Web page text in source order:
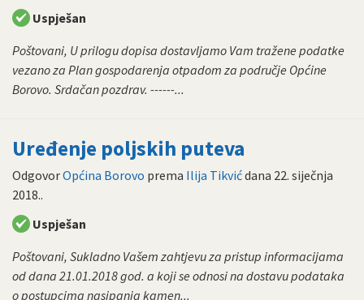
Uspješan
Poštovani, U prilogu dopisa dostavljamo Vam tražene podatke
vezano za Plan gospodarenja otpadom za područje Općine
Borovo. Srdačan pozdrav. ------...
Uređenje poljskih puteva
OdgovorOpćina Borovo prema Ilija Tikvićdana 22. siječnja
2018..
Uspješan
Poštovani, Sukladno Vašem zahtjevu za pristup informacijama
od dana 21.01.2018 god. a koji se odnosi na dostavu podataka
o postupcima nasipanja kamen...